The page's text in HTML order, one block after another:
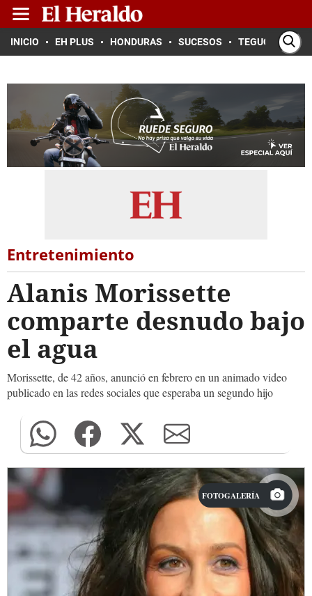
INICIO EH PLUS HONDURAS SUCESOS TEGUCIGALPA
Entretenimiento
Alanis Morissette
comparte desnudo bajo
el agua
Morissette, de 42 años, anunció en febrero en un animado video
publicado en las redes sociales que esperaba un segundo hijo
FOTOGALERÍA